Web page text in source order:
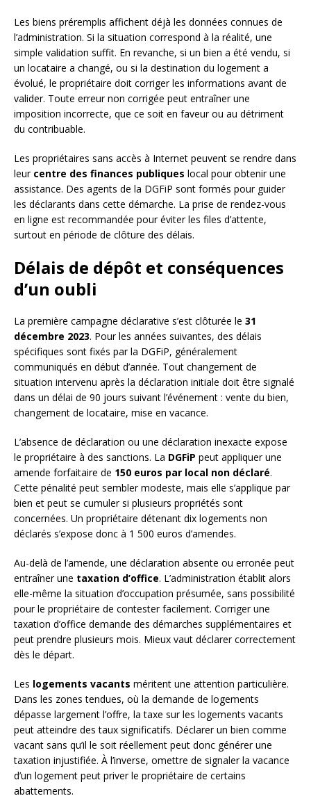
Les biens préremplis affichent déjà les données connues de
l’administration. Si la situation correspond à la réalité, une
simple validation suffit. En revanche, si un bien a été vendu, si
un locataire a changé, ou si la destination du logement a
évolué, le propriétaire doit corriger les informations avant de
valider. Toute erreur non corrigée peut entraîner une
imposition incorrecte, que ce soit en faveur ou au détriment
du contribuable.
Les propriétaires sans accès à Internet peuvent se rendre dans
leur centre des finances publiques local pour obtenir une
assistance. Des agents de la DGFiP sont formés pour guider
les déclarants dans cette démarche. La prise de rendez-vous
en ligne est recommandée pour éviter les files d’attente,
surtout en période de clôture des délais.
Délais de dépôt et conséquences
d’un oubli
La première campagne déclarative s’est clôturée le 31
décembre 2023. Pour les années suivantes, des délais
spécifiques sont fixés par la DGFiP, généralement
communiqués en début d’année. Tout changement de
situation intervenu après la déclaration initiale doit être signalé
dans un délai de 90 jours suivant l’événement : vente du bien,
changement de locataire, mise en vacance.
L’absence de déclaration ou une déclaration inexacte expose
le propriétaire à des sanctions. La DGFiP peut appliquer une
amende forfaitaire de 150 euros par local non déclaré.
Cette pénalité peut sembler modeste, mais elle s’applique par
bien et peut se cumuler si plusieurs propriétés sont
concernées. Un propriétaire détenant dix logements non
déclarés s’expose donc à 1 500 euros d’amendes.
Au-delà de l’amende, une déclaration absente ou erronée peut
entraîner une taxation d’office. L’administration établit alors
elle-même la situation d’occupation présumée, sans possibilité
pour le propriétaire de contester facilement. Corriger une
taxation d’office demande des démarches supplémentaires et
peut prendre plusieurs mois. Mieux vaut déclarer correctement
dès le départ.
Les logements vacants méritent une attention particulière.
Dans les zones tendues, où la demande de logements
dépasse largement l’offre, la taxe sur les logements vacants
peut atteindre des taux significatifs. Déclarer un bien comme
vacant sans qu’il le soit réellement peut donc générer une
taxation injustifiée. À l’inverse, omettre de signaler la vacance
d’un logement peut priver le propriétaire de certains
abattements.